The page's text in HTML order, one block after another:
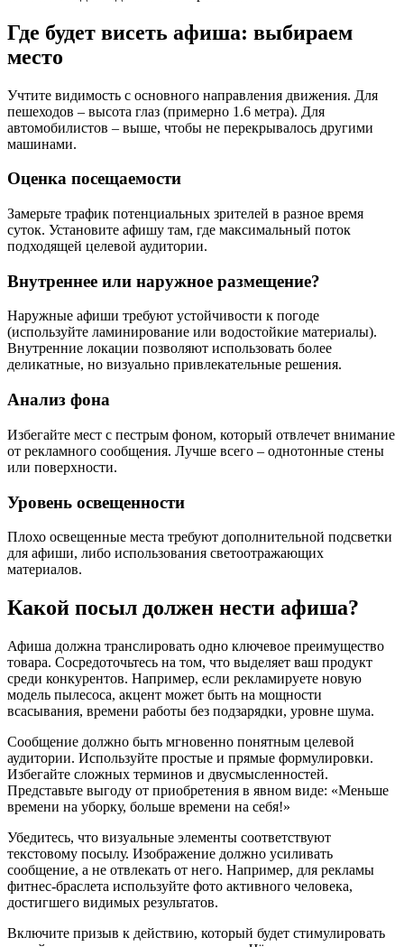
Где будет висеть афиша: выбираем
место
Учтите видимость с основного направления движения. Для
пешеходов – высота глаз (примерно 1.6 метра). Для
автомобилистов – выше, чтобы не перекрывалось другими
машинами.
Оценка посещаемости
Замерьте трафик потенциальных зрителей в разное время
суток. Установите афишу там, где максимальный поток
подходящей целевой аудитории.
Внутреннее или наружное размещение?
Наружные афиши требуют устойчивости к погоде
(используйте ламинирование или водостойкие материалы).
Внутренние локации позволяют использовать более
деликатные, но визуально привлекательные решения.
Анализ фона
Избегайте мест с пестрым фоном, который отвлечет внимание
от рекламного сообщения. Лучше всего – однотонные стены
или поверхности.
Уровень освещенности
Плохо освещенные места требуют дополнительной подсветки
для афиши, либо использования светоотражающих
материалов.
Какой посыл должен нести афиша?
Афиша должна транслировать одно ключевое преимущество
товара. Сосредоточьтесь на том, что выделяет ваш продукт
среди конкурентов. Например, если рекламируете новую
модель пылесоса, акцент может быть на мощности
всасывания, времени работы без подзарядки, уровне шума.
Сообщение должно быть мгновенно понятным целевой
аудитории. Используйте простые и прямые формулировки.
Избегайте сложных терминов и двусмысленностей.
Представьте выгоду от приобретения в явном виде: «Меньше
времени на уборку, больше времени на себя!»
Убедитесь, что визуальные элементы соответствуют
текстовому посылу. Изображение должно усиливать
сообщение, а не отвлекать от него. Например, для рекламы
фитнес-браслета используйте фото активного человека,
достигшего видимых результатов.
Включите призыв к действию, который будет стимулировать